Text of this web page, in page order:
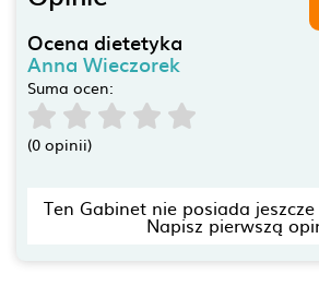
Ocena dietetyka
Anna Wieczorek
Suma ocen:
(0 opinii)
Ten Gabinet nie posiada
Napisz pierwszą